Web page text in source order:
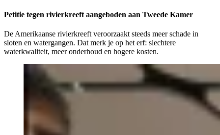
Petitie tegen rivierkreeft aangeboden aan Tweede Kamer
De Amerikaanse rivierkreeft veroorzaakt steeds meer schade in
sloten en watergangen. Dat merk je op het erf: slechtere
waterkwaliteit, meer onderhoud en hogere kosten.